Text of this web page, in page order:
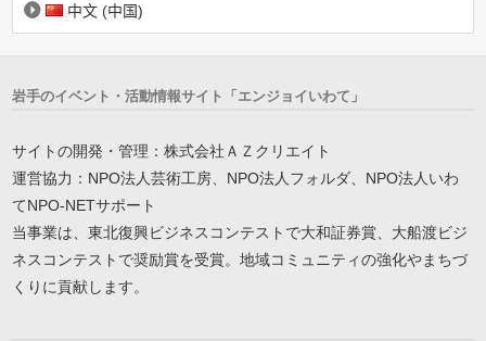
中文 (中国)
岩手のイベント・活動情報サイト「エンジョイいわて」
サイトの開発・管理：株式会社ＡＺクリエイト
運営協力：NPO法人芸術工房、NPO法人フォルダ、NPO法人いわ
てNPO-NETサポート
当事業は、東北復興ビジネスコンテストで大和証券賞、大船渡ビジ
ネスコンテストで奨励賞を受賞。地域コミュニティの強化やまちづ
くりに貢献します。